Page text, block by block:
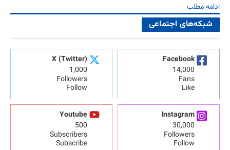
ادامه مطلب
شبکه‌های اجتماعی
Facebook
14,000
Fans
Like
X (Twitter)
1,000
Followers
Follow
Instagram
30,000
Followers
Follow
Youtube
500
Subscribers
Subscribe